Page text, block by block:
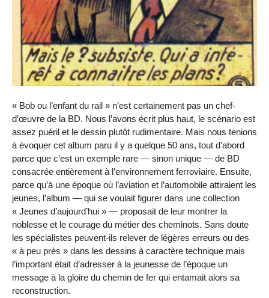
« Bob ou l’enfant du rail » n’est certainement pas un chef-
d’œuvre de la BD. Nous l’avons écrit plus haut, le scénario est
assez puéril et le dessin plutôt rudimentaire. Mais nous tenions
à évoquer cet album paru il y a quelque 50 ans, tout d’abord
parce que c’est un exemple rare — sinon unique — de BD
consacrée entièrement à l’environnement ferroviaire. Ensuite,
parce qu’à une époque où l’aviation et l’automobile attiraient les
jeunes, l’album — qui se voulait figurer dans une collection
« Jeunes d’aujourd’hui » — proposait de leur montrer la
noblesse et le courage du métier des cheminots. Sans doute
les spécialistes peuvent-ils relever de légères erreurs ou des
« à peu près » dans les dessins à caractère technique mais
l’important était d’adresser à la jeunesse de l’époque un
message à la gloire du chemin de fer qui entamait alors sa
reconstruction.